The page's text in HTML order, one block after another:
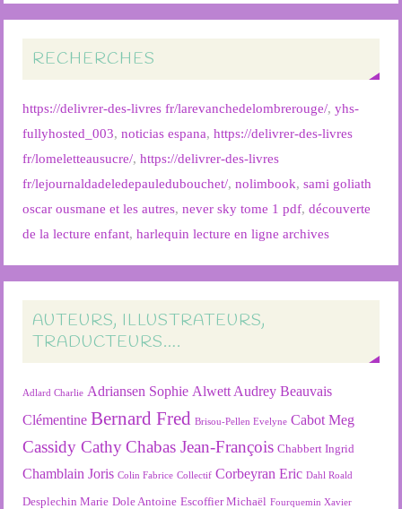
RECHERCHES
https://delivrer-des-livres fr/larevanchedelombrerouge/,yhs-
fullyhosted_003,noticias espana,https://delivrer-des-livres
fr/lomeletteausucre/,https://delivrer-des-livres
fr/lejournaldadeledepauledubouchet/,nolimbook,sami goliath
oscar ousmane et les autres,never sky tome 1 pdf,découverte
de la lecture enfant,harlequin lecture en ligne archives
AUTEURS, ILLUSTRATEURS,
TRADUCTEURS….
Adlard Charlie Adriansen Sophie Alwett Audrey Beauvais
Clémentine Bernard Fred Brisou-Pellen Evelyne Cabot Meg
Cassidy Cathy Chabas Jean-François Chabbert Ingrid
Chamblain Joris Colin Fabrice Collectif Corbeyran Eric Dahl Roald
Desplechin Marie Dole Antoine Escoffier Michaël Fourquemin Xavier